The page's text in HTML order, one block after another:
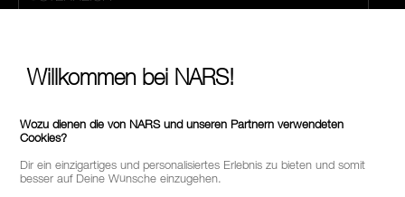
Willkommen bei NARS!
Wozu dienen die von NARS und unseren Partnern verwendeten
Cookies?
Dir ein einzigartiges und personalisiertes Erlebnis zu bieten und somit
besser auf Deine Wünsche einzugehen.